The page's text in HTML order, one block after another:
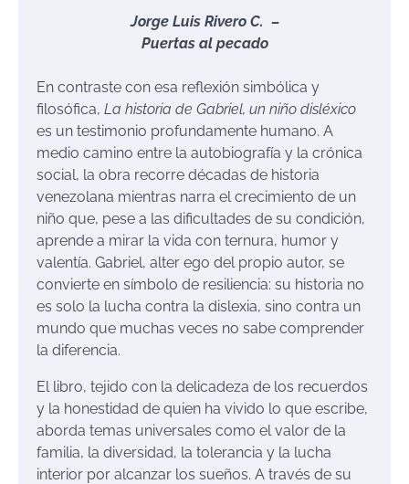
Jorge Luis Rivero C. –
Puertas al pecado
En contraste con esa reflexión simbólica y
filosófica, La historia de Gabriel, un niño disléxico
es un testimonio profundamente humano. A
medio camino entre la autobiografía y la crónica
social, la obra recorre décadas de historia
venezolana mientras narra el crecimiento de un
niño que, pese a las dificultades de su condición,
aprende a mirar la vida con ternura, humor y
valentía. Gabriel, alter ego del propio autor, se
convierte en símbolo de resiliencia: su historia no
es solo la lucha contra la dislexia, sino contra un
mundo que muchas veces no sabe comprender
la diferencia.
El libro, tejido con la delicadeza de los recuerdos
y la honestidad de quien ha vivido lo que escribe,
aborda temas universales como el valor de la
familia, la diversidad, la tolerancia y la lucha
interior por alcanzar los sueños. A través de su